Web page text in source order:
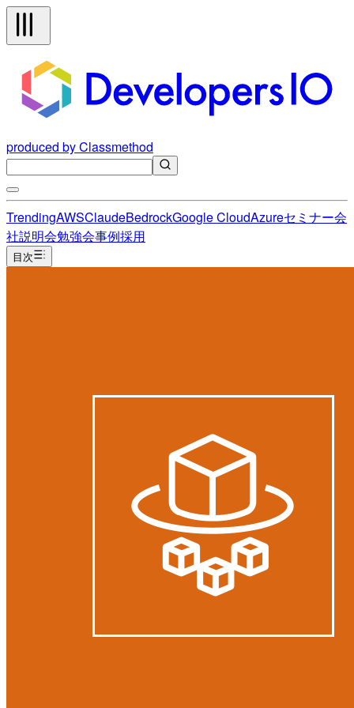
produced by Classmethod
TrendingAWSClaudeBedrockGoogle CloudAzureセミナー会
社説明会勉強会事例採用
目次